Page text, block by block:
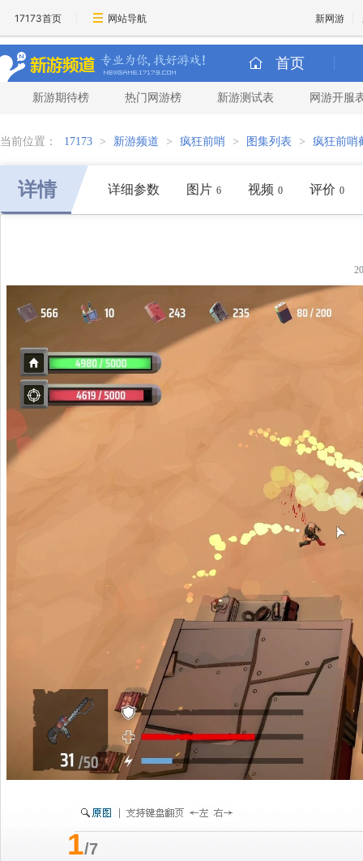
17173首页 网站导航 新网游
首页
新游期待榜 热门网游榜 新游测试表 网游开服
当前位置： 17173 > 新游频道 > 疯狂前哨 > 图集列表 > 疯狂前哨
详情 详细参数 图片 6 视频 0 评价 0
1/7